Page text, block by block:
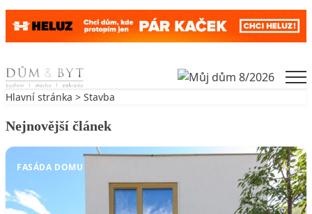
Skip to content
Hlavní stránka > Stavba
Nejnovější článek
FASÁDA DOMU